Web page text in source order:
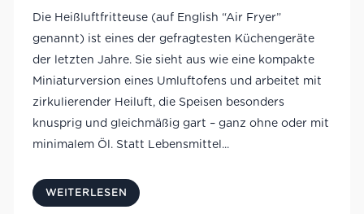
Die Heißluftfritteuse (auf English “Air Fryer”
genannt) ist eines der gefragtesten Küchengeräte
der letzten Jahre. Sie sieht aus wie eine kompakte
Miniaturversion eines Umluftofens und arbeitet mit
zirkulierender Heiluft, die Speisen besonders
knusprig und gleichmäßig gart – ganz ohne oder mit
minimalem Öl. Statt Lebensmittel...
WEITERLESEN